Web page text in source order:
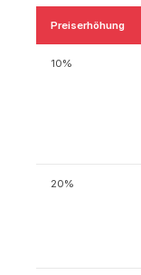
Preiserhöhung
10%
20%